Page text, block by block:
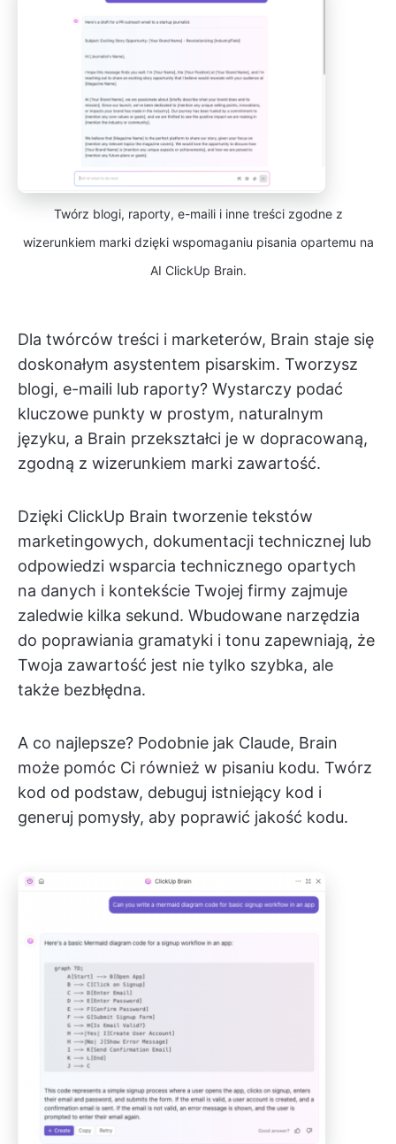
Twórz blogi, raporty, e-maili i inne treści zgodne z
wizerunkiem marki dzięki wspomaganiu pisania opartemu na
AI ClickUp Brain.
Dla twórców treści i marketerów, Brain staje się
doskonałym asystentem pisarskim. Tworzysz
blogi, e-maili lub raporty? Wystarczy podać
kluczowe punkty w prostym, naturalnym
języku, a Brain przekształci je w dopracowaną,
zgodną z wizerunkiem marki zawartość.
Dzięki ClickUp Brain tworzenie tekstów
marketingowych, dokumentacji technicznej lub
odpowiedzi wsparcia technicznego opartych
na danych i kontekście Twojej firmy zajmuje
zaledwie kilka sekund. Wbudowane narzędzia
do poprawiania gramatyki i tonu zapewniają, że
Twoja zawartość jest nie tylko szybka, ale
także bezbłędna.
A co najlepsze? Podobnie jak Claude, Brain
może pomóc Ci również w pisaniu kodu. Twórz
kod od podstaw, debuguj istniejący kod i
generuj pomysły, aby poprawić jakość kodu.